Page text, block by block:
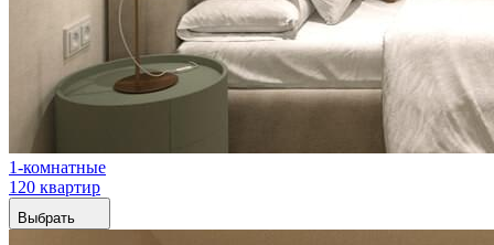
1-комнатные
120 квартир
Выбрать